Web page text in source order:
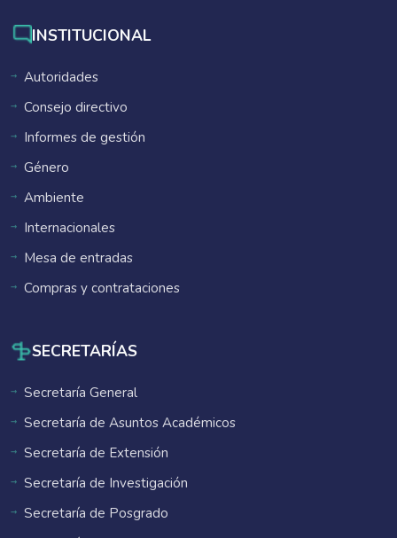
INSTITUCIONAL
Autoridades
Consejo directivo
Informes de gestión
Género
Ambiente
Internacionales
Mesa de entradas
Compras y contrataciones
SECRETARÍAS
Secretaría General
Secretaría de Asuntos Académicos
Secretaría de Extensión
Secretaría de Investigación
Secretaría de Posgrado